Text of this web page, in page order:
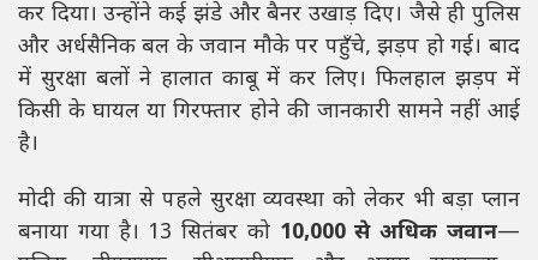
कर दिया। उन्होंने कई झंडे और बैनर उखाड़ दिए। जैसे ही पुलिस
और अर्धसैनिक बल के जवान मौके पर पहुँचे, झड़प हो गई। बाद
में सुरक्षा बलों ने हालात काबू में कर लिए। फिलहाल झड़प में
किसी के घायल या गिरफ्तार होने की जानकारी सामने नहीं आई
है।
मोदी की यात्रा से पहले सुरक्षा व्यवस्था को लेकर भी बड़ा प्लान
बनाया गया है। 13 सितंबर को 10,000 से अधिक जवान—